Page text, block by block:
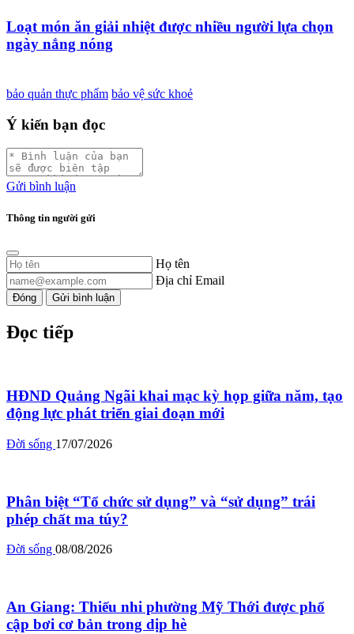
Loạt món ăn giải nhiệt được nhiều người lựa chọn
ngày nắng nóng
bảo quản thực phẩm bảo vệ sức khoẻ
Ý kiến bạn đọc
Gửi bình luận
Thông tin người gửi
Họ tên
Địa chỉ Email
Đóng Gửi bình luận
Đọc tiếp
HĐND Quảng Ngãi khai mạc kỳ họp giữa năm, tạo
động lực phát triển giai đoạn mới
Đời sống 17/07/2026
Phân biệt “Tổ chức sử dụng” và “sử dụng” trái
phép chất ma túy?
Đời sống 08/08/2026
An Giang: Thiếu nhi phường Mỹ Thới được phổ
cập bơi cơ bản trong dịp hè